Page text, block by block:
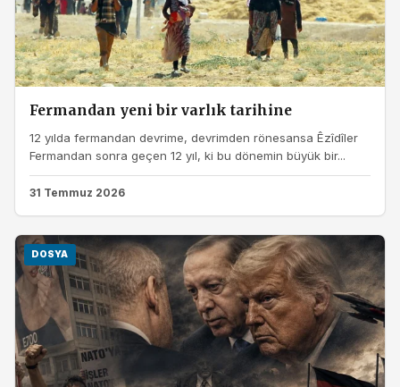
Fermandan yeni bir varlık tarihine
12 yılda fermandan devrime, devrimden rönesansa Êzîdîler
Fermandan sonra geçen 12 yıl, ki bu dönemin büyük bir...
31 Temmuz 2026
DOSYA